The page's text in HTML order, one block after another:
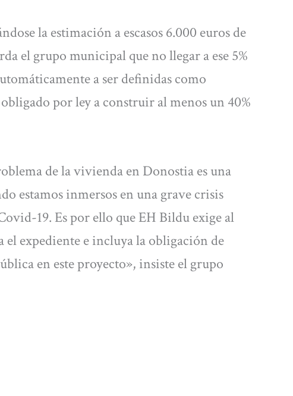
la estimación a escasos 6.000 euros de
el grupo municipal que no llegar a ese 5%
a ser definidas como
por ley a construir al menos un 40%
de la vivienda en Donostia es una
estamos inmersos en una grave crisis
19. Es por ello que EH Bildu exige al
expediente e incluya la obligación de
en este proyecto», insiste el grupo